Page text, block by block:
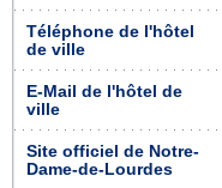
Téléphone de l'hôtel
de ville
E-Mail de l'hôtel de
ville
Site officiel de Notre-
Dame-de-Lourdes